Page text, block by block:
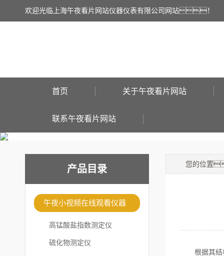
欢迎光临上海午夜看片网站仪器仪表有限公司网站！
首页 关于午夜看片网站
联系午夜看片网站
产品目录
午夜小视频在线观看仪器
高锰酸盐指数测定仪
硫化物测定仪
您的位置
根据其结